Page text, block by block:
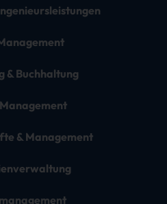
& Buchhaltung
& Management